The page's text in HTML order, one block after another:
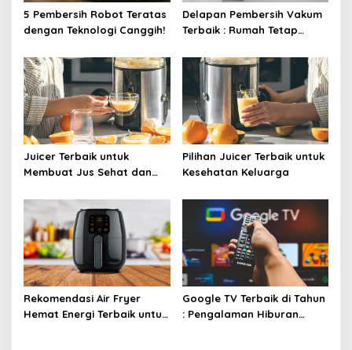
5 Pembersih Robot Teratas
dengan Teknologi Canggih!
Delapan Pembersih Vakum
Terbaik : Rumah Tetap
Juicer Terbaik untuk
Membuat Jus Sehat dan
Pilihan Juicer Terbaik untuk
Kesehatan Keluarga
Rekomendasi Air Fryer
Hemat Energi Terbaik untuk
Google TV Terbaik di Tahun
: Pengalaman Hiburan